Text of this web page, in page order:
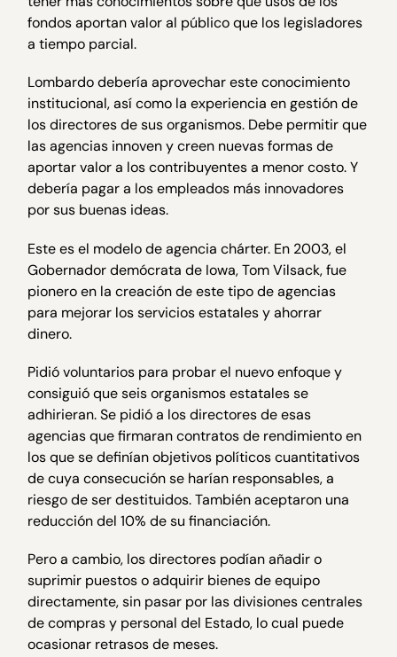
fondos aportan valor al público que los legisladores
a tiempo parcial.
Lombardo debería aprovechar este conocimiento
institucional, así como la experiencia en gestión de
los directores de sus organismos. Debe permitir que
las agencias innoven y creen nuevas formas de
aportar valor a los contribuyentes a menor costo. Y
debería pagar a los empleados más innovadores
por sus buenas ideas.
Este es el modelo de agencia chárter. En 2003, el
Gobernador demócrata de Iowa, Tom Vilsack, fue
pionero en la creación de este tipo de agencias
para mejorar los servicios estatales y ahorrar
dinero.
Pidió voluntarios para probar el nuevo enfoque y
consiguió que seis organismos estatales se
adhirieran. Se pidió a los directores de esas
agencias que firmaran contratos de rendimiento en
los que se definían objetivos políticos cuantitativos
de cuya consecución se harían responsables, a
riesgo de ser destituidos. También aceptaron una
reducción del 10% de su financiación.
Pero a cambio, los directores podían añadir o
suprimir puestos o adquirir bienes de equipo
directamente, sin pasar por las divisiones centrales
de compras y personal del Estado, lo cual puede
ocasionar retrasos de meses.